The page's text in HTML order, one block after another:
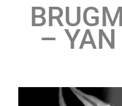
– YAN
Agrandir